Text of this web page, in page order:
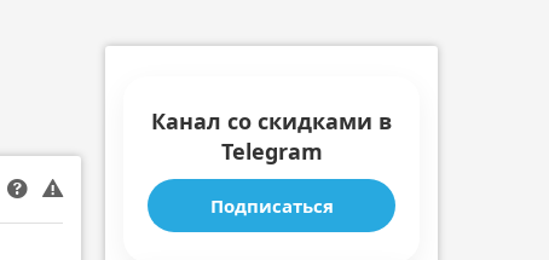
Канал со скидками в
Telegram
Подписаться